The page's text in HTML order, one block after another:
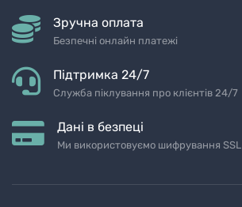
Зручна оплата
Безпечні онлайн платежі
Підтримка 24/7
Служба піклування про клієнтів 24/7
Дані в безпеці
Ми використовуємо шифрування SSL